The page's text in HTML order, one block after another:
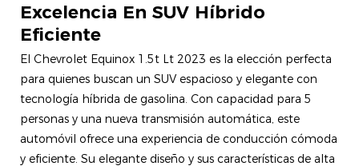
Excelencia En SUV Híbrido
Eficiente
El Chevrolet Equinox 1.5t Lt 2023 es la elección perfecta
para quienes buscan un SUV espacioso y elegante con
tecnología híbrida de gasolina. Con capacidad para 5
personas y una nueva transmisión automática, este
automóvil ofrece una experiencia de conducción cómoda
y eficiente. Su elegante diseño y sus características de alta